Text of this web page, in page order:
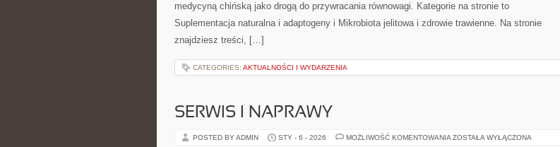
medycyną chińską jako drogą do przywracania równowagi. Kategorie na stronie to
Suplementacja naturalna i adaptogeny i Mikrobiota jelitowa i zdrowie trawienne. Na stronie
znajdziesz treści, […]
CATEGORIES: AKTUALNOŚCI I WYDARZENIA
SERWIS I NAPRAWY
POSTED BY ADMIN STY - 6 - 2026 MOŻLIWOŚĆ KOMENTOWANIA SERWIS
ZOSTAŁA WYŁĄCZONA